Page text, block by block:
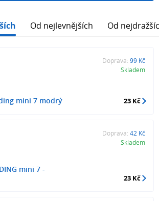
Od nejlevnějších Od
mini 7 modrý
Doprava: 99 Kč
Skladem
23 Kč
mini 7 -
Doprava: 42 Kč
Skladem
23 Kč